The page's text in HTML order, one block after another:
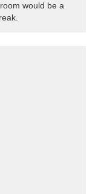
would be a